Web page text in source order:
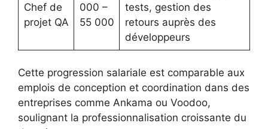
Chef de
projet QA
000 –
55 000
tests, gestion des
retours auprès des
développeurs
Cette progression salariale est comparable aux
emplois de conception et coordination dans des
entreprises comme Ankama ou Voodoo,
soulignant la professionnalisation croissante du